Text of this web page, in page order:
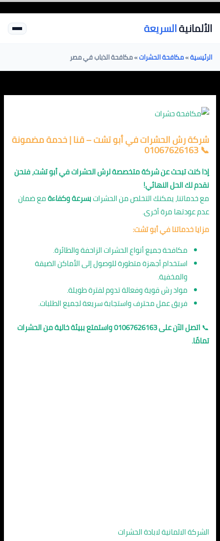
تخطي
المحتوى
الألمانيةالسريعة
الرئيسية»مكافحة الحشرات»مكافحة الذباب في مصر
شركة رش الحشرات في أبو تشت – قنا | خدمة مضمونة
📞 01067626163
إذا كنت تبحث عن شركة متخصصة لرش الحشرات في أبو تشت، فنحن
نقدم لك الحل النهائي!
مع خدماتنا، يمكنك التخلص من الحشراتبسرعة وكفاءةمع ضمان
عدم عودتها مرة أخرى.
مزايا خدماتنا في أبو تشت:
مكافحة جميع أنواع الحشرات الزاحفة والطائرة.
استخدام أجهزة متطورة للوصول إلى الأماكن الضيقة
والمخفية.
مواد رش قوية وفعالة تدوم لفترة طويلة.
فريق عمل محترف واستجابة سريعة لجميع الطلبات.
📞
اتصل الآن على 01067626163 واستمتع ببيئة خالية من الحشرات
تمامًا.
الشركة الالمانية لابادة الحشرات